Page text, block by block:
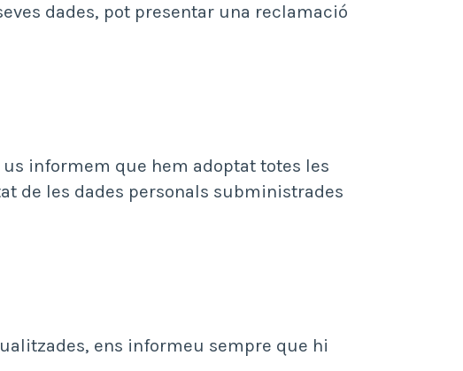
dades, pot presentar una reclamació
informem que hem adoptat totes les
de les dades personals subministrades
ens informeu sempre que hi